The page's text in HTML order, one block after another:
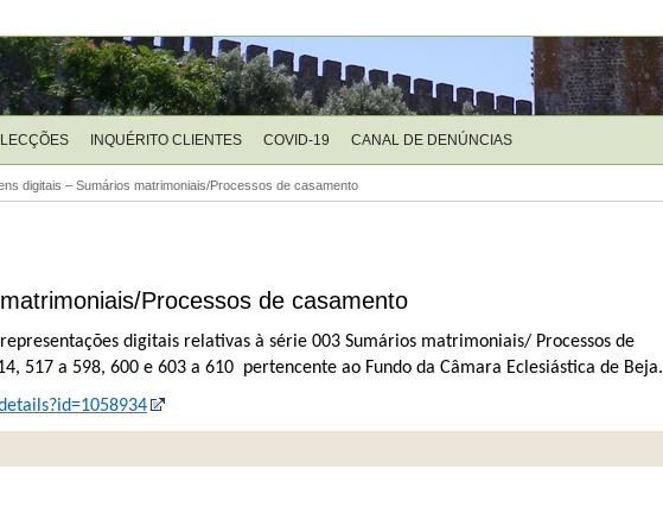
INQUÉRITO CLIENTES COVID-19 CANAL DE DENÚNCIAS
digitais – Sumários matrimoniais/Processos de casamento
Processos de casamento
digitais relativas à série 003 Sumários matrimoniais/ Processos de
517 a 598, 600 e 603 a 610 pertencente ao Fundo da Câmara Eclesiástica de Beja.